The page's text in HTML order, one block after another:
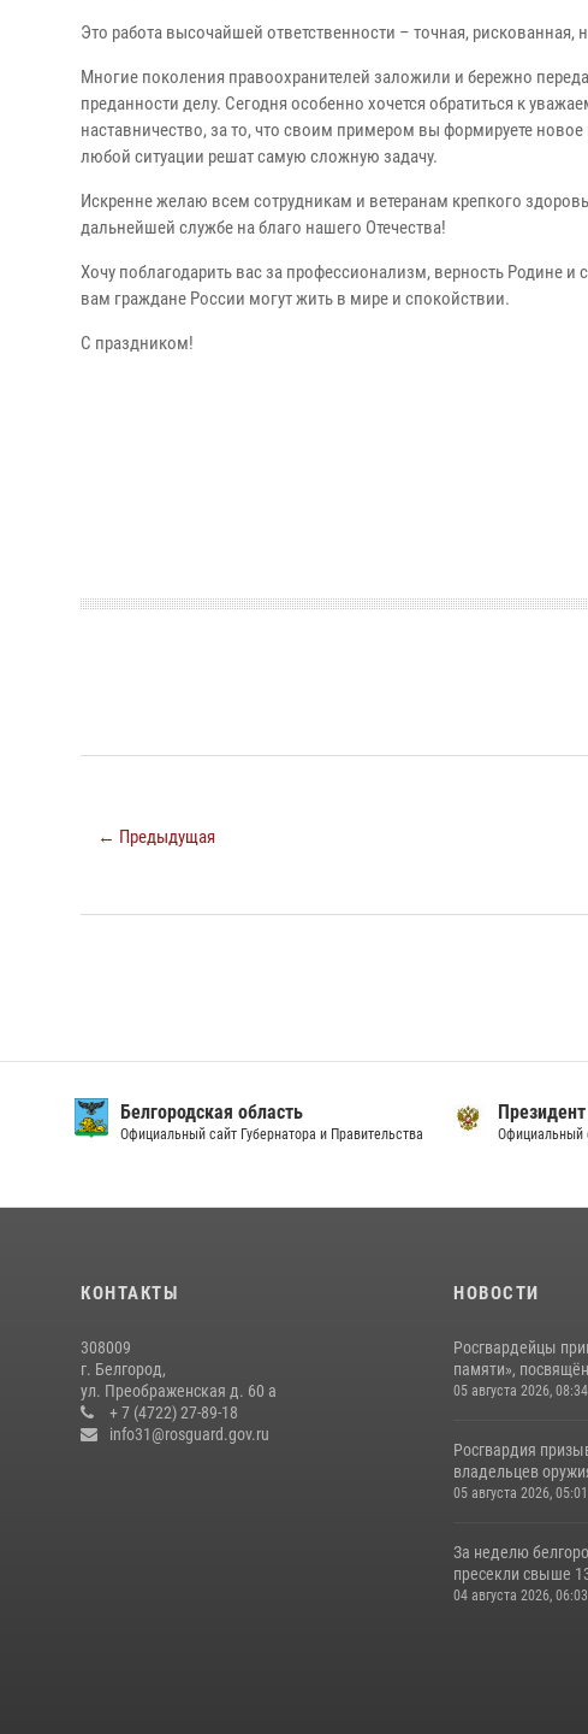
Это работа высочайшей ответственности – точная,
Многие поколения правоохранителей заложили и бережно
преданности делу. Сегодня особенно хочется обратиться к
наставничество, за то, что своим примером вы формируете
любой ситуации решат самую сложную задачу.
Искренне желаю всем сотрудникам и ветеранам крепкого
дальнейшей службе на благо нашего Отечества!
Хочу поблагодарить вас за профессионализм, верность Родине
вам граждане России могут жить в мире и спокойствии.
С праздником!
← Предыдущая
Белгородская область
Официальный сайт Губернатора и Правительства Официальный
КОНТАКТЫ
308009
г. Белгород,
ул. Преображенская д. 60 а
+ 7 (4722) 27-89-18
info31@rosguard.gov.ru
НОВОСТИ
Росгвардейцы
памяти»,
05 августа 2026, 08:34
Росгвардия
владельцев
05 августа 2026, 05:01
За неделю
пресекли свыше
04 августа 2026, 06:03